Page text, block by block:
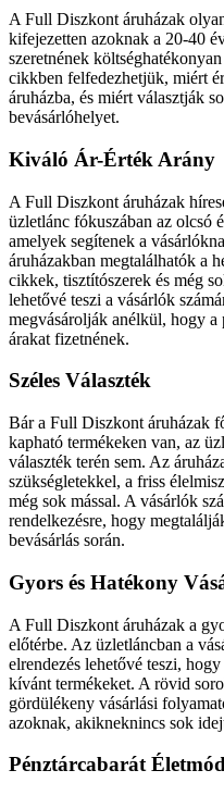
A Full Diszkont áruházak
kifejezetten azoknak a 20-40
szeretnének
cikkben felfedezhetjük, miért
áruházba, és miért választják
bevásárlóhelyet.
Kiváló Ár-Érték Arány
A Full Diszkont áruházak
üzletlánc fókuszában az olcsó
amelyek segítenek a
áruházakban megtalálhatók a
cikkek, tisztítószerek és még
lehetővé teszi a vásárlók
megvásárolják anélkül, hogy a
árakat fizetnének.
Széles Választék
Bár a Full Diszkont áruházak
kapható termékeken van, az
választék terén sem. Az
szükségletekkel, a friss
még sok mással. A vásárlók
rendelkezésre, hogy
bevásárlás során.
Gyors és Hatékony
A Full Diszkont áruházak a
előtérbe. Az üzletláncban a
elrendezés lehetővé teszi,
kívánt termékeket. A rövid
gördülékeny vásárlási
azoknak, akikneknincs sok
Pénztárcabarát